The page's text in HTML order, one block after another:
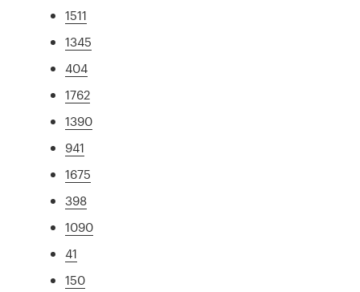
1511
1345
404
1762
1390
941
1675
398
1090
41
150